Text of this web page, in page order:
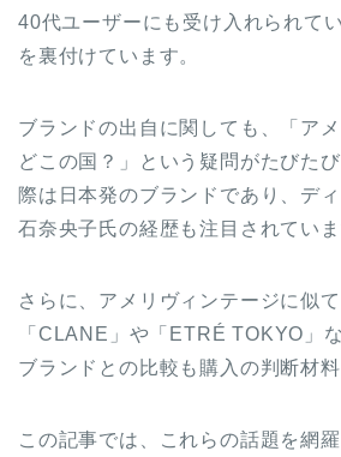
40代ユーザーにも受け入れられて
を裏付けています。
ブランドの出自に関しても、「ア
どこの国？」という疑問がたびた
際は日本発のブランドであり、デ
石奈央子氏の経歴も注目されていま
さらに、アメリヴィンテージに似
「CLANE」や「ETRÉ TOKYO」
ブランドとの比較も購入の判断材
この記事では、これらの話題を網